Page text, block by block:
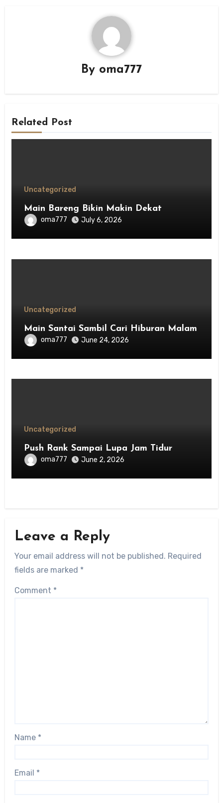
By oma777
Related Post
Uncategorized
Main Bareng Bikin Makin Dekat
oma777 July 6, 2026
Uncategorized
Main Santai Sambil Cari Hiburan Malam
oma777 June 24, 2026
Uncategorized
Push Rank Sampai Lupa Jam Tidur
oma777 June 2, 2026
Leave a Reply
Your email address will not be published. Required
fields are marked *
Comment *
Name *
Email *